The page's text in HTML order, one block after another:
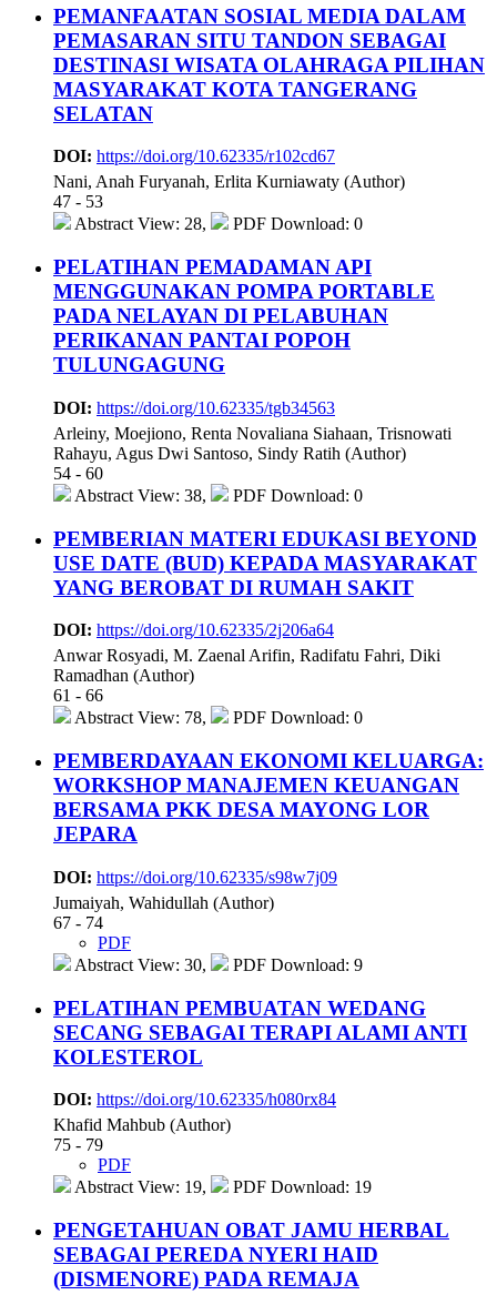
PEMANFAATAN SOSIAL MEDIA DALAM
PEMASARAN SITU TANDON SEBAGAI
DESTINASI WISATA OLAHRAGA PILIHAN
MASYARAKAT KOTA TANGERANG
SELATAN
DOI: https://doi.org/10.62335/r102cd67
Nani, Anah Furyanah, Erlita Kurniawaty (Author)
47 - 53
Abstract View: 28,
PDF Download: 0
PELATIHAN PEMADAMAN API
MENGGUNAKAN POMPA PORTABLE
PADA NELAYAN DI PELABUHAN
PERIKANAN PANTAI POPOH
TULUNGAGUNG
DOI: https://doi.org/10.62335/tgb34563
Arleiny, Moejiono, Renta Novaliana Siahaan, Trisnowati
Rahayu, Agus Dwi Santoso, Sindy Ratih (Author)
54 - 60
Abstract View: 38,
PDF Download: 0
PEMBERIAN MATERI EDUKASI BEYOND
USE DATE (BUD) KEPADA MASYARAKAT
YANG BEROBAT DI RUMAH SAKIT
DOI: https://doi.org/10.62335/2j206a64
Anwar Rosyadi, M. Zaenal Arifin, Radifatu Fahri, Diki
Ramadhan (Author)
61 - 66
Abstract View: 78,
PDF Download: 0
PEMBERDAYAAN EKONOMI KELUARGA:
WORKSHOP MANAJEMEN KEUANGAN
BERSAMA PKK DESA MAYONG LOR
JEPARA
DOI: https://doi.org/10.62335/s98w7j09
Jumaiyah, Wahidullah (Author)
67 - 74
PDF
Abstract View: 30,
PDF Download: 9
PELATIHAN PEMBUATAN WEDANG
SECANG SEBAGAI TERAPI ALAMI ANTI
KOLESTEROL
DOI: https://doi.org/10.62335/h080rx84
Khafid Mahbub (Author)
75 - 79
PDF
Abstract View: 19,
PDF Download: 19
PENGETAHUAN OBAT JAMU HERBAL
SEBAGAI PEREDA NYERI HAID
(DISMENORE) PADA REMAJA